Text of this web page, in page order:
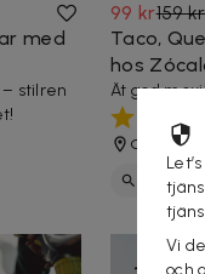
med
stilren
99 kr159 kr
Taco,
hos
Ät god
Göteborg
middag
Vi
och